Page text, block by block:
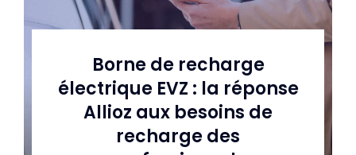
Borne de recharge
électrique EVZ : la réponse
Allioz aux besoins de
recharge des